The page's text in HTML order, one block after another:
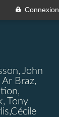
Connexion
John
Braz,
Tony